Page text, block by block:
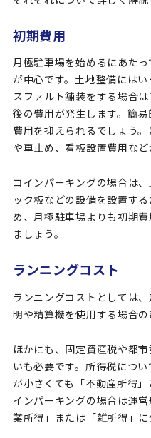
初期費用
月極駐車場を始めるにあた
が中心です。土地整備には
スファルト舗装をする場合
後の費用が発生します。簡
費用を抑えられるでしょう
や車止め、看板設置費用など
コインパーキングの場合は
ック板などの設備を設置す
め、月極駐車場よりも初期
ましょう。
ランニングコスト
ランニングコストとしては
明や精算機を使用する場合の
ほかにも、固定資産税や都
いも必要です。所得税につ
が小さくても「不動産所得
インパーキングの場合は運
業所得」または「雑所得」に